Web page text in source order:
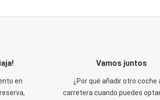
en
Vamos juntos
¿Por qué añadir otro coche
carretera cuando puedes optar